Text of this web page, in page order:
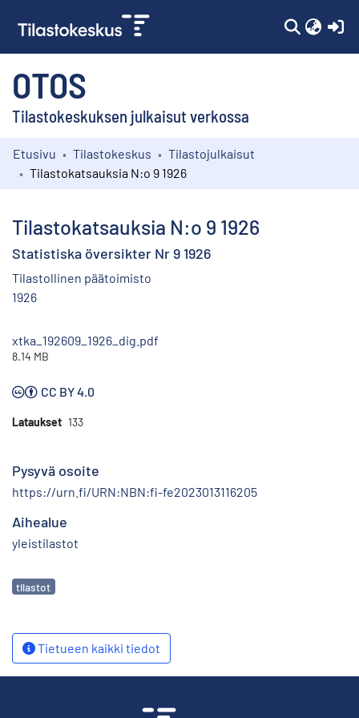
OTOS
Tilastokeskuksen julkaisut verkossa
Kokoelmat
Etusivu Tilastokeskus
Tilastojulkaisut
Tilastokatsauksia N:o 9 1926
Tilastokatsauksia N:o 9 1926
Statistiska översikter Nr 9 1926
Tilastollinen päätoimisto
1926
xtka_192609_1926_dig.pdf
8.14 MB
CC BY 4.0
Lataukset 133
Pysyvä osoite
https://urn.fi/URN:NBN:fi-fe2023013116205
Aihealue
yleistilastot
Avainsanat
tilastot
Tietueen kaikki tiedot